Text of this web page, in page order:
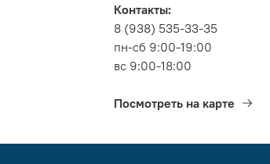
Контакты:
8 (938) 535-33-35
пн-сб 9:00-19:00
вс 9:00-18:00
Посмотреть на карте